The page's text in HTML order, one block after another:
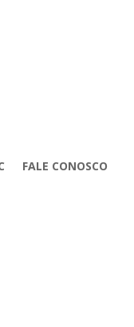
FALE CONOSCO